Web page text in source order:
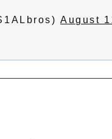
August